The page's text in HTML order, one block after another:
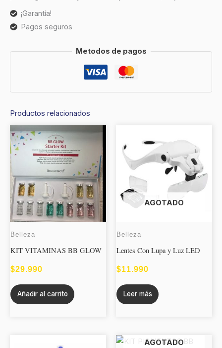
¡Garantía!
Pagos seguros
Metodos de pagos
Productos relacionados
Belleza
KIT VITAMINAS BB GLOW
$29.990
Añadir al carrito
AGOTADO
Belleza
Lentes Con Lupa y Luz LED
$11.990
Leer más
AGOTADO